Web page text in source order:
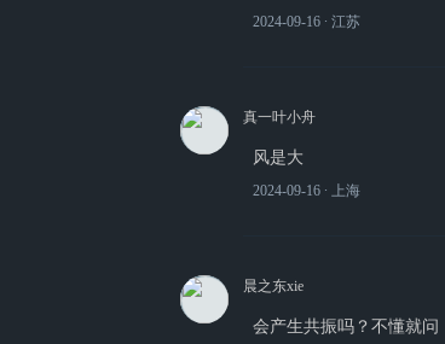
2024-09-16 ∙ 江苏
真一叶小舟
风是大
2024-09-16 ∙ 上海
晨之东xie
会产生共振吗？不懂就问